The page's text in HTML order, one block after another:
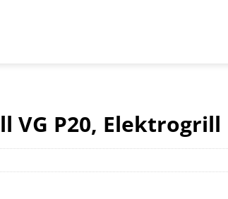
VG P20, Elektrogrill